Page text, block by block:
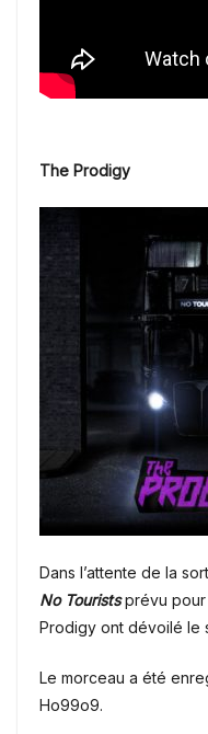
The Prodigy
Dans l’attente de la
No Touristsprévu pour
Prodigy ont dévoilé le
Le morceau a été
Ho99o9.